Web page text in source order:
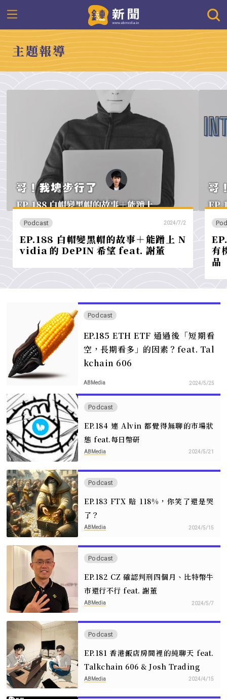
主題報導
Podcast 2024/7/2
EP.188 白帽變黑帽的故事＋能蹭上 N
vidia 的 DePIN 希望 feat. 謝董
有
品
Podcast
EP.185 ETH ETF 通過後「短期看
空，長期看多」的因素？feat. Tal
kchain 606
ABMedia 2024/5/25
Podcast
EP.184 連 Alvin 都覺得無聊的市場狀
態 feat.每日幣研
ABMedia 2024/5/21
Podcast
EP.183 FTX 賠 118%，你笑了還是哭
了？
ABMedia 2024/5/15
Podcast
EP.182 CZ 確認判刑四個月、比特幣牛
市還行不行 feat. 謝董
ABMedia 2024/5/7
Podcast
EP.181 香港飯店房間裡的純聊天 feat.
Talkchain 606 & Josh Trading
ABMedia 2024/4/15